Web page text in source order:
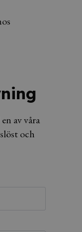
av våra
och